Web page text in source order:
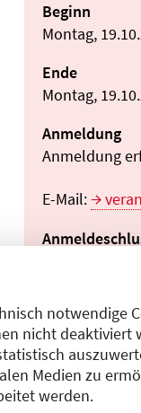
notwendige
nicht deaktiviert
Medien zu
werden.
Beginn
Montag,
Ende
Montag,
Anmeldung
Anmeldung
E-Mail:
25,00 EUR